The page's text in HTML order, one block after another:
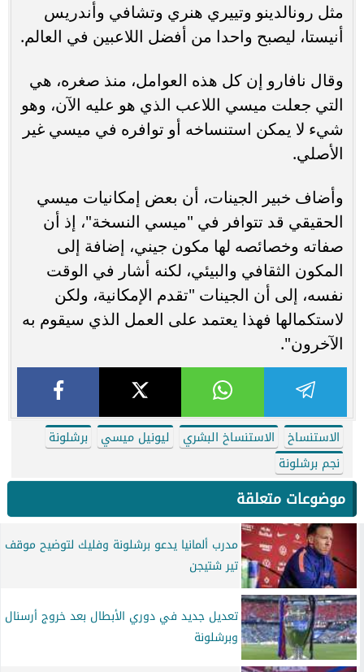
مثل رونالدينو وتييري هنري وتشافي وأندريس
أنيستا، ليصبح واحدا من أفضل اللاعبين في العالم.
وقال نافارو إن كل هذه العوامل، منذ صغره، هي
التي جعلت ميسي اللاعب الذي هو عليه الآن، وهو
شيء لا يمكن استنساخه أو توافره في ميسي غير
الأصلي.
وأضاف خبير الجينات، أن بعض إمكانيات ميسي
الحقيقي قد تتوافر في "ميسي النسخة"، إذ أن
صفاته وخصائصه لها مكون جيني، إضافة إلى
المكون الثقافي والبيئي، لكنه أشار في الوقت
نفسه، إلى أن الجينات "تقدم الإمكانية، ولكن
لاستكمالها فهذا يعتمد على العمل الذي سيقوم به
الآخرون".
الاستنساخ الاستنساخ البشري ليونيل ميسي
برشلونة
نجم برشلونة
موضوعات متعلقة
مدرب ألمانيا يدعو برشلونة وفليك لتوضيح موقف
تير شتيجن
تعديل جديد في دوري الأبطال بعد خروج أرسنال
وبرشلونة